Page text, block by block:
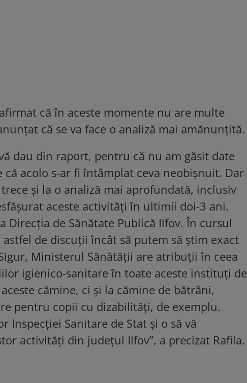
că în aceste momente nu are multe
că se va face o analiză mai amănunțită.
dau din raport, pentru că nu am găsit date
că acolo s-ar fi întâmplat ceva neobişnuit. Dar
şi la o analiză mai aprofundată, inclusiv
aceste activităţi în ultimii doi-3 ani.
de Sănătate Publică Ilfov. În cursul
de discuţii încât să putem să ştim exact
Ministerul Sănătăţii are atribuţii în ceea
igienico-sanitare în toate aceste instituţi de
cămine, ci şi la cămine de bătrâni,
pentru copii cu dizabilităţi, de exemplu.
Inspecţiei Sanitare de Stat şi o să vă
activităţi din judeţul Ilfov”, a precizat Rafila.